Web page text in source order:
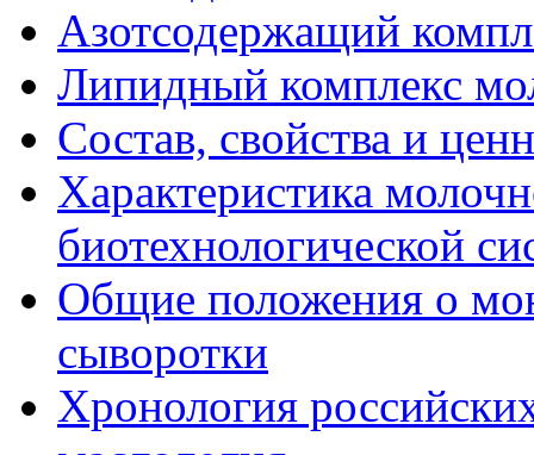
Азотсодержащий
Липидный комплекс
Состав, свойства и
Характеристика
биотехнологической
Общие положения о
сыворотки
Хронология